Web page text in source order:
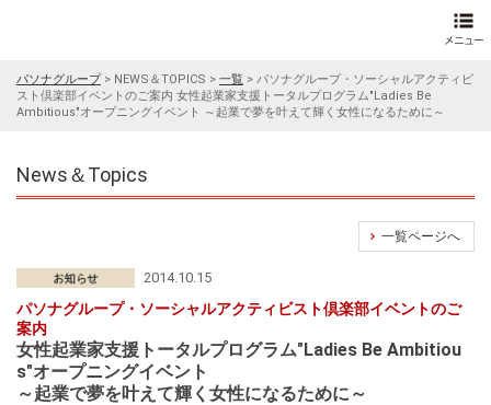
パソナグループ> NEWS＆TOPICS > 一覧 > パソナグループ・ソーシャルアクティビ
スト倶楽部イベントのご案内 女性起業家支援トータルプログラム"Ladies Be
Ambitious"オープニングイベント ～起業で夢を叶えて輝く女性になるために～
News＆Topics
一覧ページへ
2014.10.15
パソナグループ・ソーシャルアクティビスト倶楽部イベントのご
案内
女性起業家支援トータルプログラム"Ladies Be Ambitiou
s"オープニングイベント
～起業で夢を叶えて輝く女性になるために～